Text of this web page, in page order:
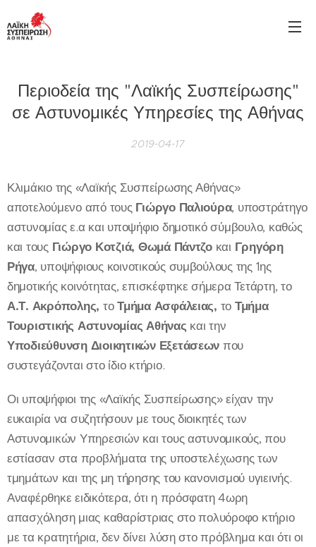
Περιοδεία της "Λαϊκής Συσπείρωσης"
σε Αστυνομικές Υπηρεσίες της Αθήνας
2019-04-17
Κλιμάκιο της «Λαϊκής Συσπείρωσης Αθήνας»
αποτελούμενο από τους Γιώργο Παλιούρα, υποστράτηγο
αστυνομίας ε.α και υποψήφιο δημοτικό σύμβουλο, καθώς
και τους Γιώργο Κοτζιά, Θωμά Πάντζο και Γρηγόρη
Ρήγα, υποψήφιους κοινοτικούς συμβούλους της 1ης
δημοτικής κοινότητας, επισκέφτηκε σήμερα Τετάρτη, το
Α.Τ. Ακρόπολης, τοΤμήμα Ασφάλειας, το Τμήμα
Τουριστικής Αστυνομίας Αθήνας και την
Υποδιεύθυνση Διοικητικών Εξετάσεων που
συστεγάζονται στο ίδιο κτήριο.
Οι υποψήφιοι της «Λαϊκής Συσπείρωσης» είχαν την
ευκαιρία να συζητήσουν με τους διοικητές των
Αστυνομικών Υπηρεσιών και τους αστυνομικούς, που
εστίασαν στα προβλήματα της υποστελέχωσης των
τμημάτων και της μη τήρησης του κανονισμού υγιεινής.
Αναφέρθηκε ειδικότερα, ότι η πρόσφατη 4ωρη
απασχόληση μιας καθαρίστριας στο πολυόροφο κτήριο
με τα κρατητήρια, δεν δίνει λύση στο πρόβλημα και ότι οι